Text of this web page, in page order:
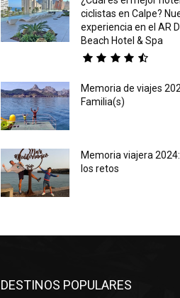
ciclistas en Calpe?
experiencia en el AR
Beach Hotel & Spa
Memoria de viajes
Familia(s)
Memoria viajera
los retos
DESTINOS POPULARES